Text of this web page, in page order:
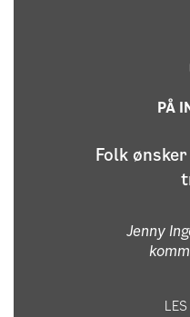
PÅ
Folk
Jenny